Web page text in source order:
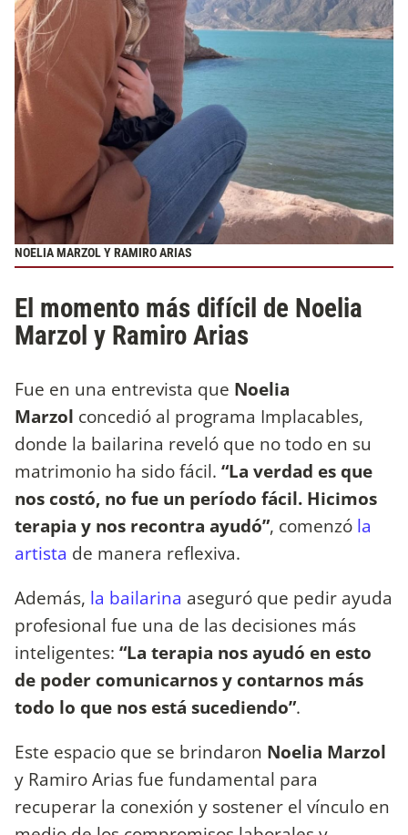
NOELIA MARZOL Y RAMIRO ARIAS
El momento más difícil de Noelia
Marzol y Ramiro Arias
Fue en una entrevista que Noelia
Marzol concedió al programa Implacables,
donde la bailarina reveló que no todo en su
matrimonio ha sido fácil. “La verdad es que
nos costó, no fue un período fácil. Hicimos
terapia y nos recontra ayudó”, comenzó la
artista de manera reflexiva.
Además, la bailarina aseguró que pedir ayuda
profesional fue una de las decisiones más
inteligentes: “La terapia nos ayudó en esto
de poder comunicarnos y contarnos más
todo lo que nos está sucediendo”.
Este espacio que se brindaron Noelia Marzol
y Ramiro Arias fue fundamental para
recuperar la conexión y sostener el vínculo en